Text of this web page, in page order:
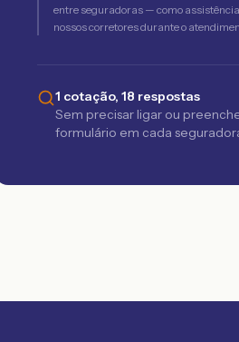
entre seguradoras — como
nossos corretores durante o
1 cotação, 18 respostas
Sem precisar ligar ou
formulário em cada